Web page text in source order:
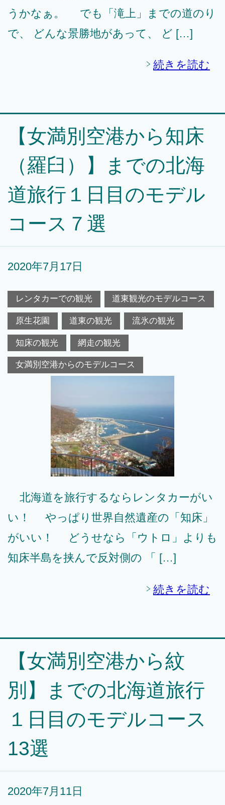
うかなぁ。 でも「滝上」までの道のり
で、 どんな景勝地があって、 ど […]
続きを読む
【女満別空港から知床
（羅臼）】までの北海
道旅行１日目のモデル
コース７選
2020年7月17日
レンタカーでの観光 道東観光のモデルコース
原生花園 道東の観光 流氷の観光
知床の観光 網走の観光
女満別空港からのモデルコース
北海道を旅行するならレンタカーがい
い！ やっぱり世界自然遺産の「知床」
がいい！ どうせなら「ウトロ」よりも
知床半島を挟んで反対側の 「 […]
続きを読む
【女満別空港から紋
別】までの北海道旅行
１日目のモデルコース
13選
2020年7月11日